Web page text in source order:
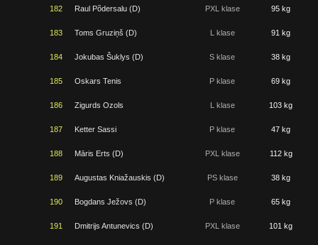
182 Raul Põdersalu (D) PXL klase 95 kg
183 Toms Gruziņš (D) L klase 91 kg
184 Jokubas Šuklys (D) S klase 38 kg
185 Oskars Tenis P klase 69 kg
186 Zigurds Ozols L klase 103 kg
187 Ketter Sassi P klase 47 kg
188 Māris Erts (D) PXL klase 112 kg
189 Augustas Kniažauskis (D) PS klase 38 kg
190 Bogdans Ježovs (D) P klase 65 kg
191 Dmitrijs Antunevics (D) PXL klase 101 kg